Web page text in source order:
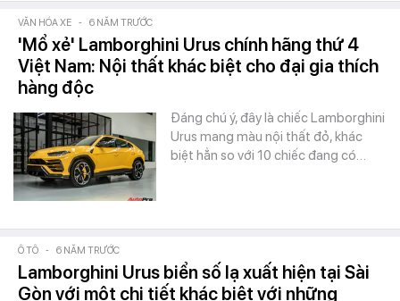
VĂN HÓA XE - 6 NĂM TRƯỚC
'Mổ xẻ' Lamborghini Urus chính hãng thứ 4
Việt Nam: Nội thất khác biệt cho đại gia thích
hàng độc
Đáng chú ý, đây là chiếc Lamborghini
Urus mang màu nội thất đỏ, khác
biệt hẳn so với 10 chiếc đang có…
Ô TÔ - 6 NĂM TRƯỚC
Lamborghini Urus biển số lạ xuất hiện tại Sài
Gòn với một chi tiết khác biệt với những